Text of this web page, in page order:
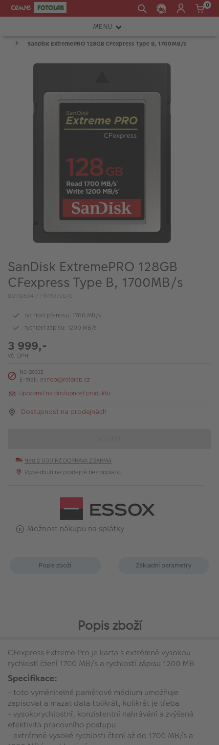
0
MENU
FOTOAPARÁTY
OBJEKTIVY
INSTAX™
TISKÁRNY A SKENERY
FOTO BAZAR
Akce a slevy
Fotoprodukty
SanDisk ExtremePRO 128GB CFexpress Type B, 1700MB/s
SanDisk ExtremePRO 128GB
CFexpress Type B, 1700MB/s
80118634 / PIM1079870
rychlost přenosu: 1700 MB/s
rychlost zápisu: 1200 MB/s
3 999,-
vč. DPH
Na dotaz
E-mail: eshop@fotolab.cz
Upozornit na dostupnost produktu
Dostupnost na prodejnách
Nad 2 000 Kč DOPRAVA ZDARMA
Vyzvednutí na prodejně bez poplatku
Možnost nákupu na splátky
Popis zboží Základní parametry
Popis zboží
CFexpress Extreme Pro je karta s extrémně vysokou
rychlostí čtení 1700 MB/s a rychlostí zápisu 1200 MB
Specifikace:
- toto vyměnitelné paměťové médium umožňuje
zapisovat a mazat data tolikrát, kolikrát je třeba
- vysokorychlostní, konzistentní nahrávání a zvýšená
efektivita pracovního postupu
- extrémně vysoké rychlosti čtení až do 1700 MB/s a